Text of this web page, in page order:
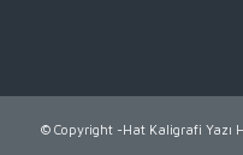
© Copyright -Hat Kaligrafi